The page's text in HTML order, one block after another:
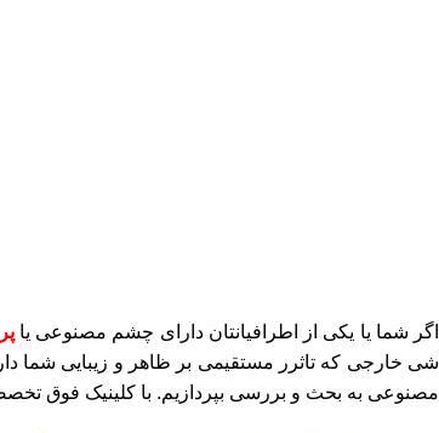
اگر شما یا یکی از اطرافیانتان دارای چشم مصنوعی یا
شی خارجی که تاثرر مستقیمی بر ظاهر و زیبایی شما
مصنوعی به بحث و بررسی بپردازیم. با کلینیک فوق